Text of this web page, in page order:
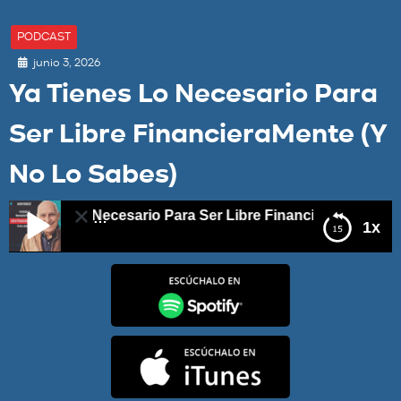
PODCAST
junio 3, 2026
Ya Tienes Lo Necesario Para
Ser Libre FinancieraMente (Y
No Lo Sabes)
1x
Lo Necesario Para Ser Libre FinancieraMente (Y No
Ya Tienes Lo Necesario Para Ser Libre
FinancieraMente (Y No Lo Sabes)